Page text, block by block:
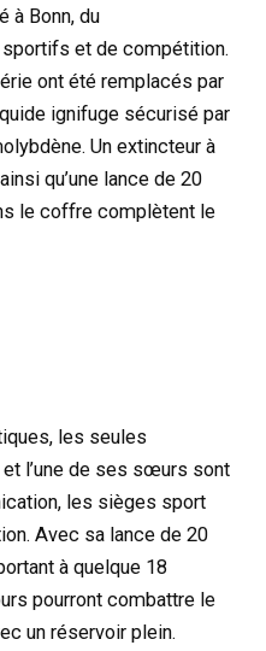
à Bonn, du
et de compétition.
ont été remplacés par
ignifuge sécurisé par
Un extincteur à
qu’une lance de 20
le coffre complètent le
les seules
l’une de ses sœurs sont
les sièges sport
Avec sa lance de 20
à quelque 18
pourront combattre le
un réservoir plein.